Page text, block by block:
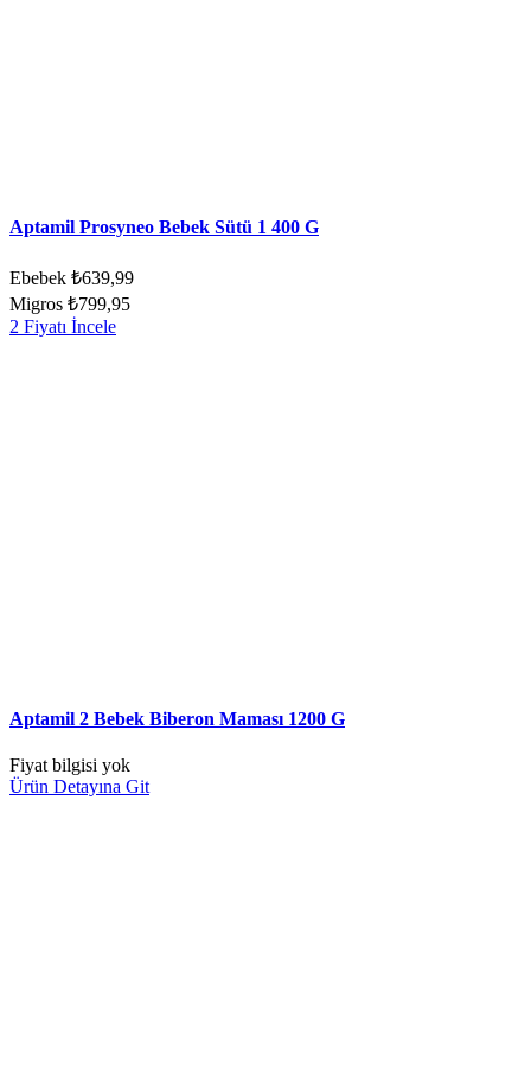
Aptamil Prosyneo Bebek Sütü 1 400 G
Ebebek ₺639,99
Migros ₺799,95
2 Fiyatı İncele
Aptamil 2 Bebek Biberon Maması 1200 G
Fiyat bilgisi yok
Ürün Detayına Git